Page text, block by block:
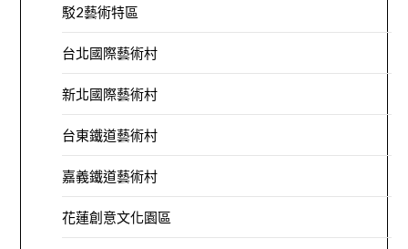
駁2藝術特區
台北國際藝術村
新北國際藝術村
台東鐵道藝術村
嘉義鐵道藝術村
花蓮創意文化園區